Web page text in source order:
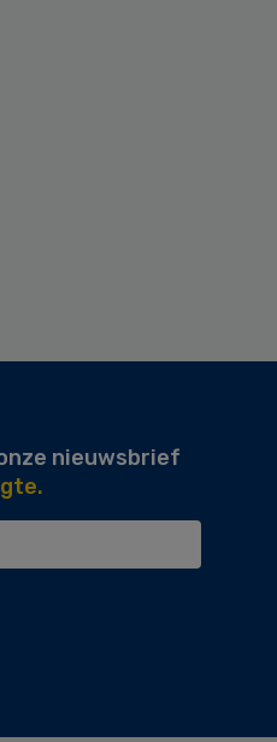
nieuwsbrief